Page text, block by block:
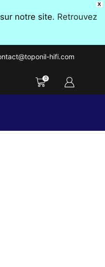
X
notre site. Retrouvez
hifi.com
0